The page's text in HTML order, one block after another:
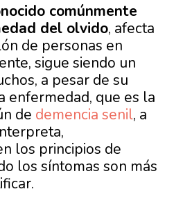
comúnmente
del olvido, afecta
de personas en
sigue siendo un
a pesar de su
enfermedad, que es la
de demencia senil, a
los principios de
los síntomas son más